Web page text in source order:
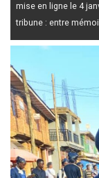
mise en ligne le 4
tribune : entre